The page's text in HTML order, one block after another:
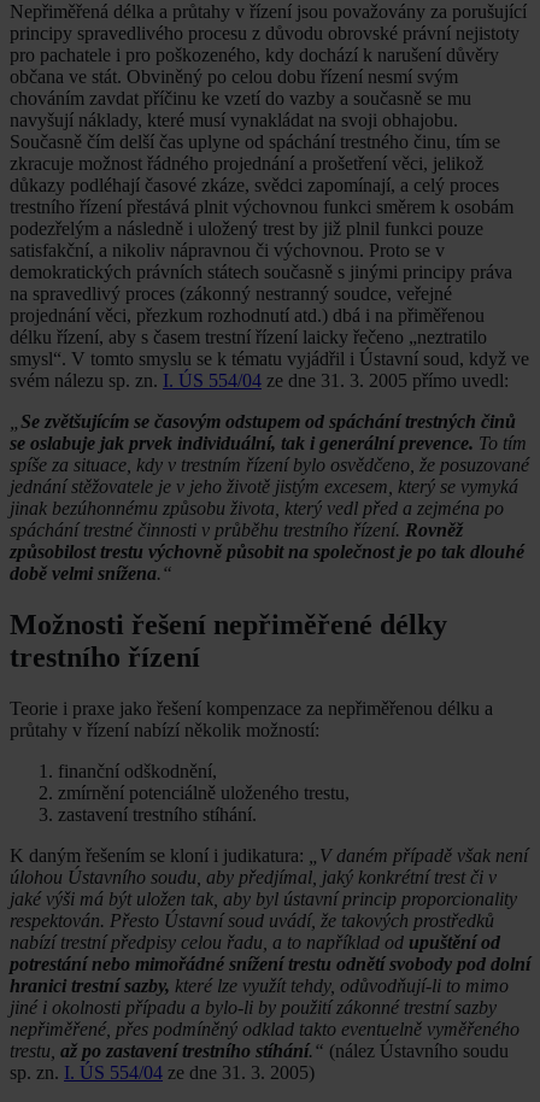
Nepřiměřená délka a průtahy v řízení jsou považovány za porušující
principy spravedlivého procesu z důvodu obrovské právní nejistoty
pro pachatele i pro poškozeného, kdy dochází k narušení důvěry
občana ve stát. Obviněný po celou dobu řízení nesmí svým
chováním zavdat příčinu ke vzetí do vazby a současně se mu
navyšují náklady, které musí vynakládat na svoji obhajobu.
Současně čím delší čas uplyne od spáchání trestného činu, tím se
zkracuje možnost řádného projednání a prošetření věci, jelikož
důkazy podléhají časové zkáze, svědci zapomínají, a celý proces
trestního řízení přestává plnit výchovnou funkci směrem k osobám
podezřelým a následně i uložený trest by již plnil funkci pouze
satisfakční, a nikoliv nápravnou či výchovnou. Proto se v
demokratických právních státech současně s jinými principy práva
na spravedlivý proces (zákonný nestranný soudce, veřejné
projednání věci, přezkum rozhodnutí atd.) dbá i na přiměřenou
délku řízení, aby s časem trestní řízení laicky řečeno „neztratilo
smysl“. V tomto smyslu se k tématu vyjádřil i Ústavní soud, když ve
svém nálezu sp. zn. I. ÚS 554/04 ze dne 31. 3. 2005 přímo uvedl:
Se zvětšujícím se časovým odstupem od spáchání trestných činů
se oslabuje jak prvek individuální, tak i generální prevence. To tím
spíše za situace, kdy v trestním řízení bylo osvědčeno, že posuzované
jednání stěžovatele je v jeho životě jistým excesem, který se vymyká
jinak bezúhonnému způsobu života, který vedl před a zejména po
spáchání trestné činnosti v průběhu trestního řízení. Rovněž
způsobilost trestu výchovně působit na společnost je po tak dlouhé
době velmi snížena.“
Možnosti řešení nepřiměřené délky
trestního řízení
Teorie i praxe jako řešení kompenzace za nepřiměřenou délku a
průtahy v řízení nabízí několik možností:
finanční odškodnění,
zmírnění potenciálně uloženého trestu,
zastavení trestního stíhání.
K daným řešením se kloní i judikatura:
„V daném případě však není
úlohou Ústavního soudu, aby předjímal, jaký konkrétní trest či v
jaké výši má být uložen tak, aby byl ústavní princip proporcionality
respektován. Přesto Ústavní soud uvádí, že takových prostředků
nabízí trestní předpisy celou řadu, a to například od upuštění od
potrestání nebo mimořádné snížení trestu odnětí svobody pod dolní
hranici trestní sazby, které lze využít tehdy, odůvodňují-li to mimo
jiné i okolnosti případu a bylo-li by použití zákonné trestní sazby
nepřiměřené, přes podmíněný odklad takto eventuelně vyměřeného
trestu, až po zastavení trestního stíhání.“ (nález Ústavního soudu
sp. zn. I. ÚS 554/04 ze dne 31. 3. 2005)